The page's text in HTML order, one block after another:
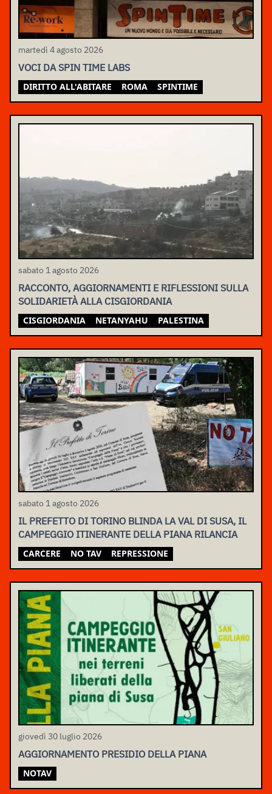
martedì 4 agosto 2026
VOCI DA SPIN TIME LABS
DIRITTO ALL'ABITARE ROMA SPINTIME
sabato 1 agosto 2026
RACCONTO, AGGIORNAMENTI E RIFLESSIONI SULLA
SOLIDARIETÀ ALLA CISGIORDANIA
CISGIORDANIA NETANYAHU PALESTINA
sabato 1 agosto 2026
IL PREFETTO DI TORINO BLINDA LA VAL DI SUSA, IL
CAMPEGGIO ITINERANTE DELLA PIANA RILANCIA
CARCERE NO TAV REPRESSIONE
giovedì 30 luglio 2026
AGGIORNAMENTO PRESIDIO DELLA PIANA
NOTAV